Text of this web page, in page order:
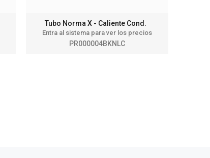
Tubo Norma X - Caliente Cond.
Entra al sistema para ver los precios
PR000004BKNLC